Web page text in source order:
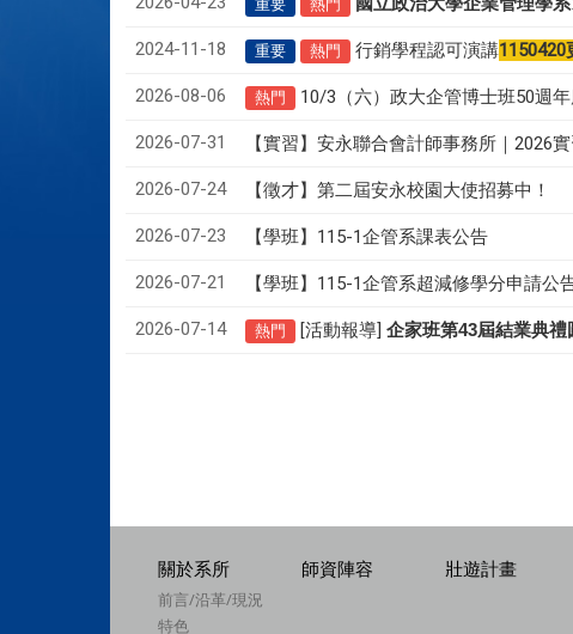
重要 熱門
2024-11-18 重要 熱門 行銷學程認可演講1150420
2026-08-06 熱門 10/3（六）政大企管博士班50週
2026-07-31 【實習】安永聯合會計師事務所｜2026
2026-07-24 【徵才】第二屆安永校園大使招募中！
2026-07-23 【學班】115-1企管系課表公告
2026-07-21 【學班】115-1企管系超減修學分申請公
2026-07-14 熱門 [活動報導]企家班第43屆結業典
關於系所
前言/沿革/現況
特色
師資陣容 壯遊計畫